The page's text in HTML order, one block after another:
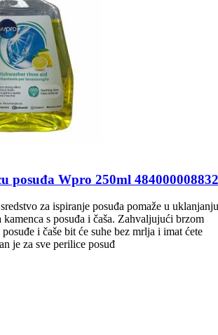
posuđa Wpro 250ml 484000008832
za ispiranje posuđa pomaže u uklanjanju
s posuđa i čaša. Zahvaljujući brzom
i čaše bit će suhe bez mrlja i imat ćete
je za sve perilice posuđ